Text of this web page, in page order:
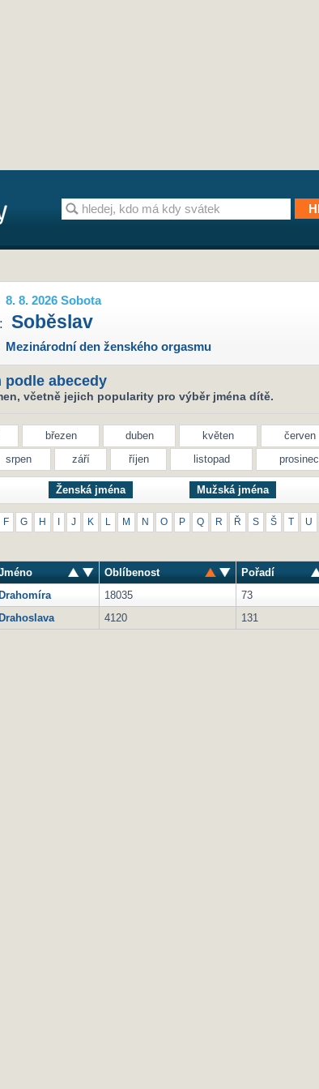
8. 8. 2026 Sobota
Soběslav
Mezinárodní den ženského orgasmu
podle abecedy
včetně jejich popularity pro výběr jména dítě.
březen duben květen
červen
srpen září říjen listopad prosinec
Ženská jména Mužská jména
F G H J K M N O P Q R Ř S Š T U
Oblíbenost
Pořadí
18035
73
4120 131